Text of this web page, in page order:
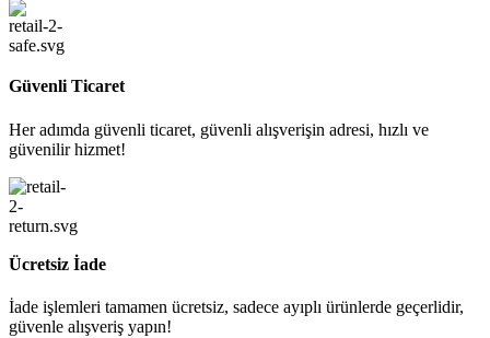
Güvenli Ticaret
Her adımda güvenli ticaret, güvenli alışverişin adresi, hızlı ve
güvenilir hizmet!
Ücretsiz İade
İade işlemleri tamamen ücretsiz, sadece ayıplı ürünlerde geçerlidir,
güvenle alışveriş yapın!